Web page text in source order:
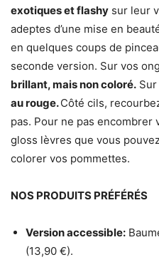
exotiques et flashy sur leur
adeptes d’une mise en
en quelques coups de
seconde version. Sur vos
brillant, mais non coloré.
au rouge.Côté cils,
pas. Pour ne pas encombrer
gloss lèvres que vous
colorer vos pommettes.
NOS PRODUITS PRÉFÉRÉS
Version accessible:
(13,90 €).